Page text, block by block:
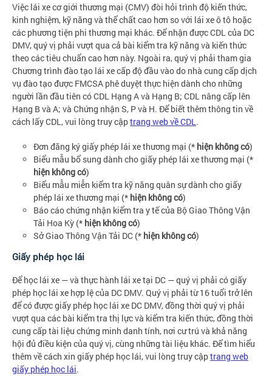
Việc lái xe cơ giới thương mại (CMV) đòi hỏi trình độ kiến thức,
kinh nghiệm, kỹ năng và thể chất cao hơn so với lái xe ô tô hoặc
các phương tiện phi thương mại khác. Để nhận được CDL của DC
DMV, quý vị phải vượt qua cả bài kiểm tra kỹ năng và kiến thức
theo các tiêu chuẩn cao hơn này. Ngoài ra, quý vị phải tham gia
Chương trình đào tạo lái xe cấp độ đầu vào do nhà cung cấp dịch
vụ đào tạo được FMCSA phê duyệt thực hiện dành cho những
người lần đầu tiên có CDL Hạng A và Hạng B; CDL nâng cấp lên
Hạng B và A; và Chứng nhận S, P và H. Để biết thêm thông tin về
cách lấy CDL, vui lòng truy cậptrang web về CDL .
Đơn đăng ký giấy phép lái xe thương mại (* hiện không có)
Biểu mẫu bổ sung dành cho giấy phép lái xe thương mại (*
hiện không có)
Biểu mẫu miễn kiểm tra kỹ năng quân sự dành cho giấy
phép lái xe thương mại (* hiện không có)
Báo cáo chứng nhận kiểm tra y tế của Bộ Giao Thông Vận
Tải Hoa Kỳ (* hiện không có)
Sở Giao Thông Vận Tải DC (* hiện không có)
Giấy phép học lái
Để học lái xe — và thực hành lái xe tại DC — quý vị phải có giấy
phép học lái xe hợp lệ của DC DMV. Quý vị phải từ 16 tuổi trở lên
để có được giấy phép học lái xe DC DMV, đồng thời quý vị phải
vượt qua các bài kiểm tra thị lực và kiểm tra kiến thức, đồng thời
cung cấp tài liệu chứng minh danh tính, nơi cư trú và khả năng
hội đủ điều kiện của quý vị, cùng những tài liệu khác. Để tìm hiểu
thêm về cách xin giấy phép học lái, vui lòng truy cậptrang web
giấy phép học lái.